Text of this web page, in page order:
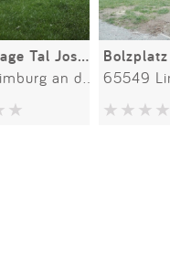
Skateanlage Tal Josaphat S1-1